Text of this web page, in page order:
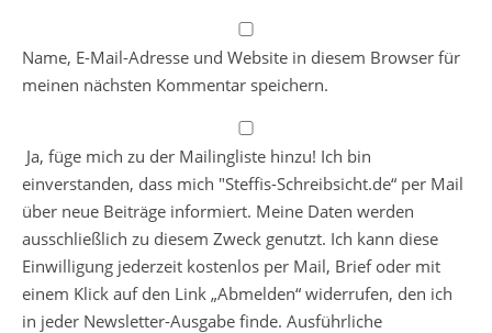
Name, E-Mail-Adresse und Website in diesem Browser für
meinen nächsten Kommentar speichern.
Ja, füge mich zu der Mailingliste hinzu! Ich bin
einverstanden, dass mich "Steffis-Schreibsicht.de“ per Mail
über neue Beiträge informiert. Meine Daten werden
ausschließlich zu diesem Zweck genutzt. Ich kann diese
Einwilligung jederzeit kostenlos per Mail, Brief oder mit
einem Klick auf den Link „Abmelden“ widerrufen, den ich
in jeder Newsletter-Ausgabe finde. Ausführliche